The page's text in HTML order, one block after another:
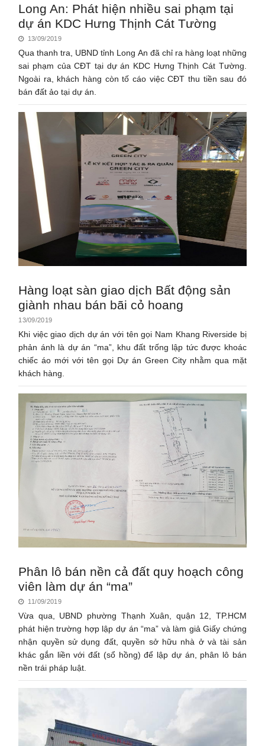
Long An: Phát hiện nhiều sai phạm tại
dự án KDC Hưng Thịnh Cát Tường
13/09/2019
Qua thanh tra, UBND tỉnh Long An đã chỉ ra hàng loạt những
sai phạm của CĐT tại dự án KDC Hưng Thịnh Cát Tường.
Ngoài ra, khách hàng còn tố cáo việc CĐT thu tiền sau đó
bán đất ảo tại dự án.
Hàng loạt sàn giao dịch Bất động sản
giành nhau bán bãi cỏ hoang
13/09/2019
Khi việc giao dịch dự án với tên gọi Nam Khang Riverside bị
phản ánh là dự án “ma”, khu đất trống lập tức được khoác
chiếc áo mới với tên gọi Dự án Green City nhằm qua mặt
khách hàng.
Phân lô bán nền cả đất quy hoạch công
viên làm dự án “ma”
11/09/2019
Vừa qua, UBND phường Thạnh Xuân, quận 12, TP.HCM
phát hiện trường hợp lập dự án “ma” và làm giả Giấy chứng
nhận quyền sử dụng đất, quyền sở hữu nhà ở và tài sản
khác gắn liền với đất (sổ hồng) để lập dự án, phân lô bán
nền trái pháp luật.